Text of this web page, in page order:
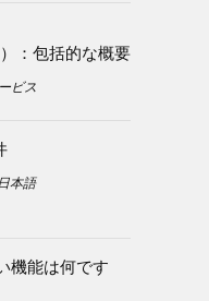
：包括的な概要
ビス
本語
機能は何です